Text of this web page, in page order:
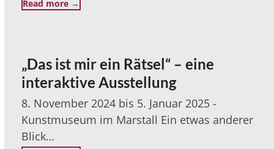
Read more →
„Das ist mir ein Rätsel“ – eine
interaktive Ausstellung
8. November 2024 bis 5. Januar 2025 -
Kunstmuseum im Marstall Ein etwas anderer
Blick…